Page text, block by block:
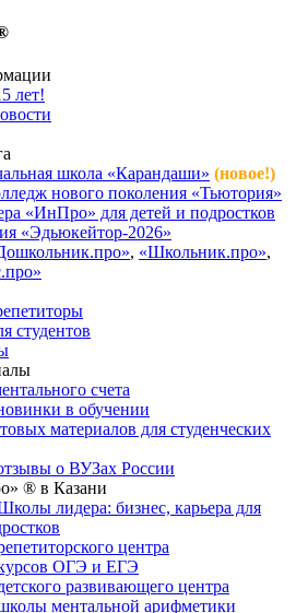
лет!
школа «Карандаши» (новое!)
нового поколения «Тьютория»
«ИнПро» для детей и подростков
«Эдьюкейтор-2026»
, «Школьник.про»,
студентов
счета
в обучении
материалов для студенческих
о ВУЗах России
® в Казани
лидера: бизнес, карьера для
центра
ОГЭ и ЕГЭ
развивающего центра
ментальной арифметики